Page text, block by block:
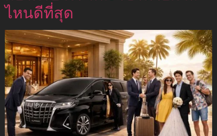
ไหนดีที่สุด